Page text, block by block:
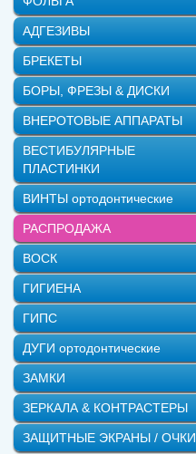
АДГЕЗИВЫ
БРЕКЕТЫ
БОРЫ, ФРЕЗЫ & ДИСКИ
ВНЕРОТОВЫЕ АППАРАТЫ
ВЕСТИБУЛЯРНЫЕ
ПЛАСТИНКИ
ВИНТЫ ортодонтические
РАСПРОДАЖА
ВОСК
ГИГИЕНА
ГИПС
ДУГИ ортодонтические
ЗАМКИ
ЗЕРКАЛА & КОНТРАСТЕРЫ
ЗАЩИТНЫЕ ЭКРАНЫ / ОЧКИ